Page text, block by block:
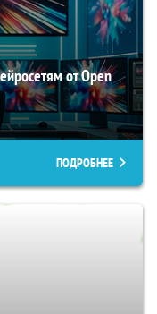
от Open
ПОДРОБНЕЕ